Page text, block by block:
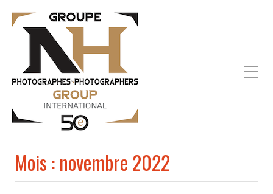
Mois :novembre 2022